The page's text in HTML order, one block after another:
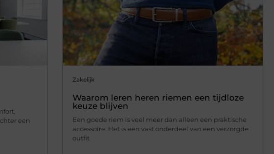
een
Zakelijk
Waarom leren heren riemen een tijdloze
keuze blijven
Een goede riem is veel meer dan alleen een praktische
accessoire. Het is een vast onderdeel van een verzorgde
outfit